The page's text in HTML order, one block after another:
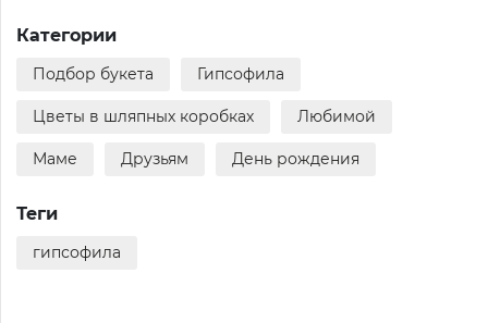
Категории
Подбор букета Гипсофила
Цветы в шляпных коробках Любимой
Маме Друзьям День рождения
Теги
гипсофила